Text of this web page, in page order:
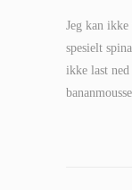
Jeg kan
spesielt
ikke last